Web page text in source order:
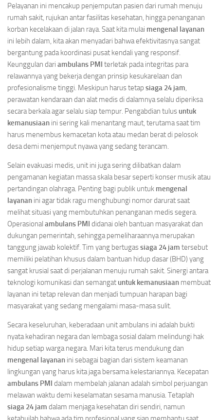
Pelayanan ini mencakup penjemputan pasien dari rumah menuju
rumah sakit, rujukan antar fasilitas kesehatan, hingga penanganan
korban kecelakaan di jalan raya. Saat kita mulai mengenal layanan
ini lebih dalam, kita akan menyadari bahwa efektivitasnya sangat
bergantung pada koordinasi pusat kendali yang responsif.
Keunggulan dari ambulans PMI terletak pada integritas para
relawannya yang bekerja dengan prinsip kesukarelaan dan
profesionalisme tinggi. Meskipun harus tetap siaga 24 jam,
perawatan kendaraan dan alat medis di dalamnya selalu diperiksa
secara berkala agar selalu siap tempur. Pengabdian tulus untuk
kemanusiaan ini sering kali menantang maut, terutama saat tim
harus menembus kemacetan kota atau medan berat di pelosok
desa demi menjemput nyawa yang sedang terancam.
Selain evakuasi medis, unit ini juga sering dilibatkan dalam
pengamanan kegiatan massa skala besar seperti konser musik atau
pertandingan olahraga. Penting bagi publik untuk mengenal
layanan ini agar tidak ragu menghubungi nomor darurat saat
melihat situasi yang membutuhkan penanganan medis segera.
Operasional ambulans PMI didanai oleh bantuan masyarakat dan
dukungan pemerintah, sehingga pemeliharaannya merupakan
tanggung jawab kolektif. Tim yang bertugassiaga 24 jam tersebut
memiliki pelatihan khusus dalam bantuan hidup dasar (BHD) yang
sangat krusial saat di perjalanan menuju rumah sakit. Sinergi antara
teknologi komunikasi dan semangat untuk kemanusiaan membuat
layanan ini tetap relevan dan menjadi tumpuan harapan bagi
masyarakat yang sedang mengalami masa-masa sulit.
Secara keseluruhan, keberadaan unit ambulans ini adalah bukti
nyata kehadiran negara dan lembaga sosial dalam melindungi hak
hidup setiap warga negara. Mari kita terus mendukung dan
mengenal layanan ini sebagai bagian dari sistem keamanan
lingkungan yang harus kita jaga bersama kelestariannya. Kecepatan
ambulans PMI dalam membelah jalanan adalah simbol perjuangan
melawan waktu demi keselamatan sesama manusia. Tetaplah
siaga 24 jam dalam menjaga kesehatan diri sendiri, namun